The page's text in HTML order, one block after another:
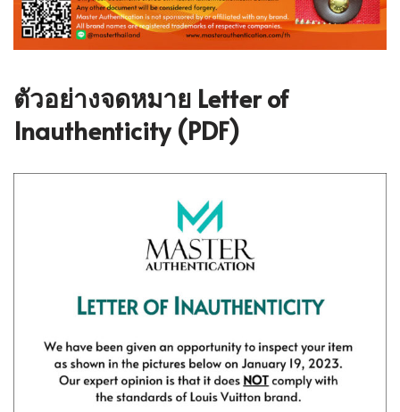
ตัวอย่างจดหมาย Letter of
Inauthenticity (PDF)